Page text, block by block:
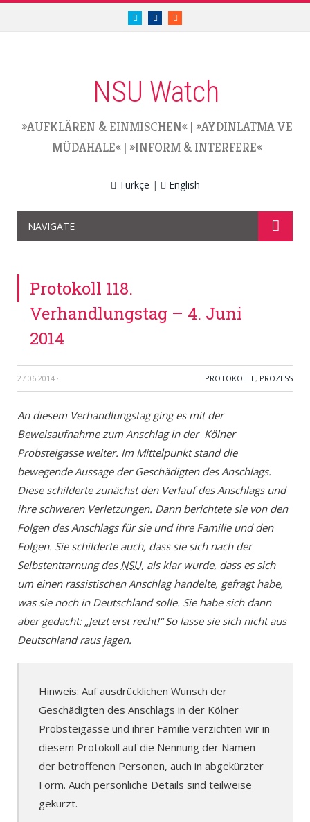
twitter.com/nsuwatch
facebook.com/nsuwatch
RSS
NSU Watch
»AUFKLÄREN & EINMISCHEN« | »AYDINLATMA VE
MÜDAHALE« | »INFORM & INTERFERE«
Türkçe | English
NAVIGATE
Protokoll 118.
Verhandlungstag – 4. Juni
2014
27.06.2014 · PROTOKOLLE, PROZESS
An diesem Verhandlungstag ging es mit der
Beweisaufnahme zum Anschlag in der Kölner
Probsteigasse weiter. Im Mittelpunkt stand die
bewegende Aussage der Geschädigten des Anschlags.
Diese schilderte zunächst den Verlauf des Anschlags und
ihre schweren Verletzungen. Dann berichtete sie von den
Folgen des Anschlags für sie und ihre Familie und den
Folgen. Sie schilderte auch, dass sie sich nach der
Selbstenttarnung des NSU, als klar wurde, dass es sich
um einen rassistischen Anschlag handelte, gefragt habe,
was sie noch in Deutschland solle. Sie habe sich dann
aber gedacht: „Jetzt erst recht!“ So lasse sie sich nicht aus
Deutschland raus jagen.
Hinweis: Auf ausdrücklichen Wunsch der
Geschädigten des Anschlags in der Kölner
Probsteigasse und ihrer Familie verzichten wir in
diesem Protokoll auf die Nennung der Namen
der betroffenen Personen, auch in abgekürzter
Form. Auch persönliche Details sind teilweise
gekürzt.